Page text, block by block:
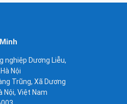
nghiệp Dương Liễu,
Nội
Trũng, Xã Dương
Nội, Việt Nam